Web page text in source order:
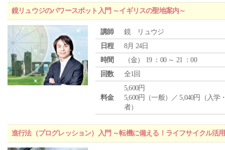
鏡リュウジのパワースポット入門 ～イギリスの聖地案内～
講師
鏡 リュウジ
日程
8月 24日
時間
（金） 19 ：00 ～ 21 ：00
回数
全1回
料金
5,600円
5,600円（一般）／ 5,040円（入学
者）
進行法（プログレッション）入門 ～転機に備える！ライフサイクル活